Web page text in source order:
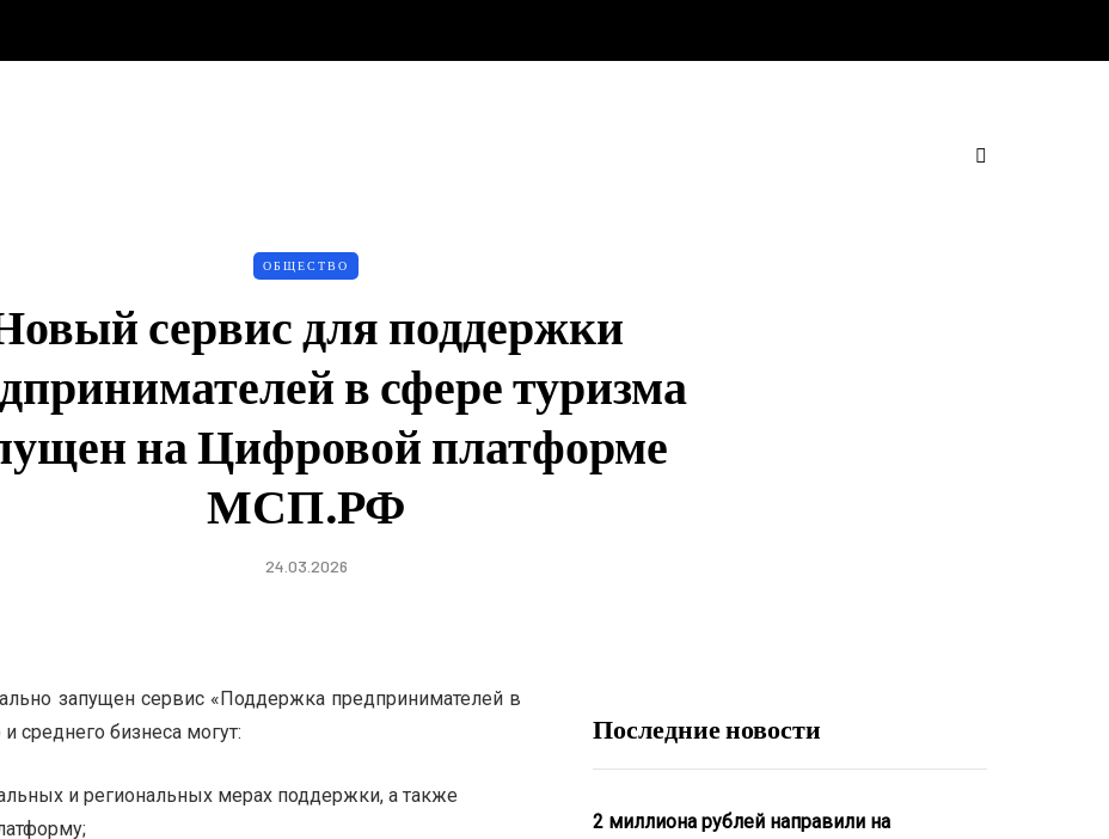
ОБЩЕСТВО
сервис для поддержки
в сфере туризма
на Цифровой платформе
МСП.РФ
24.03.2026
запущен сервис «Поддержка предпринимателей в
среднего бизнеса могут:
и региональных мерах поддержки, а также
Последние новости
2 миллиона рублей направили на